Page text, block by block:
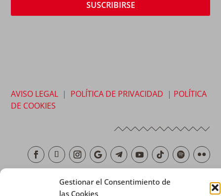
Gestionar el Consentimiento de
las Cookies
AVISO LEGAL | POLÍTICA DE PRIVACIDAD | POLÍTICA
DE COOKIES
Copyright © 2026 SALESIANOS COMUNICACIÓN